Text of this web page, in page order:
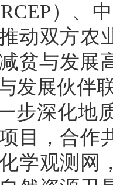
）、
动双方农
贫与发
发展伙伴
步深化
目，合作
学观测网